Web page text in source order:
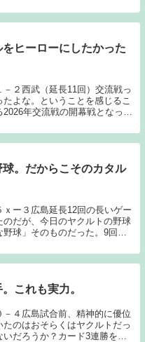
抑え、得点は、4番オスナの3ラ
ンというシーズン前に「これし
をヒーローにしたかった
－２西武（延長11回）交流戦っ
たよな。ということを感じるこ
2026年交流戦の開幕戦となっ
2アウトランナーなしという場
西武を戦力外となり、先日ヤク
。だからこそのカタル
ｘー３広島延長12回の長いゲー
のだが、今日のヤクルトの野球
球」そのものだった。9回以
点は、ホームラン3本とサンタ
リーによるもののみ。先発の高
これも実力。
－４広島試合前、精神的に優位
たのはおそらくはヤクルトだっ
だろうか？カード3連勝を掛